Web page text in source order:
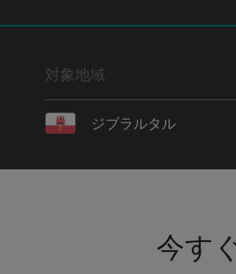
対象地域
ジブラルタル
今す